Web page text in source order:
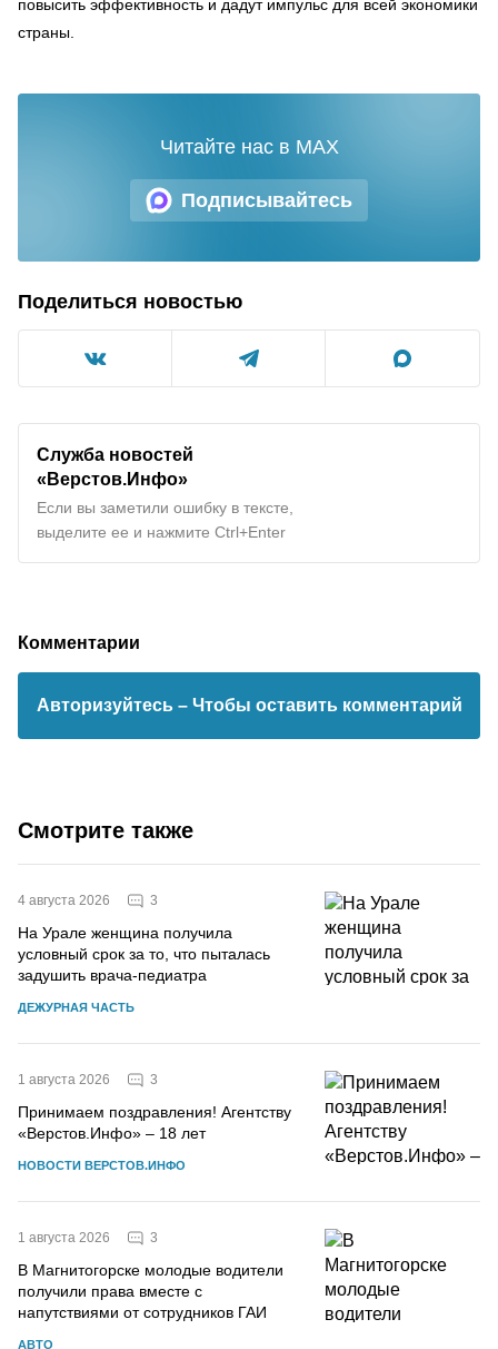
повысить эффективность и дадут импульс для всей экономики
страны.
Подписывайтесь
Читайте нас в MAX
Поделиться новостью
Служба новостей
«Верстов.Инфо»
Если вы заметили ошибку в тексте,
выделите ее и нажмите Ctrl+Enter
Комментарии
Авторизуйтесь – Чтобы оставить комментарий
Смотрите также
4 августа 2026 3
На Урале женщина получила
условный срок за то, что пыталась
задушить врача-педиатра
ДЕЖУРНАЯ ЧАСТЬ
1 августа 2026 3
Принимаем поздравления! Агентству
«Верстов.Инфо» – 18 лет
НОВОСТИ ВЕРСТОВ.ИНФО
1 августа 2026 3
В Магнитогорске молодые водители
получили права вместе с
напутствиями от сотрудников ГАИ
АВТО